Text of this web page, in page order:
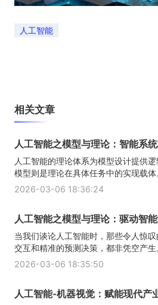
人工智能
相关文章
人工智能之模型与理论：智能系
人工智能的理论体系为模型设计提供
模型则是理论在具体任务中的实现载
2026-03-06 18:36:24
人工智能之模型与理论：驱动智
当我们谈论人工智能时，那些令人惊
交互和精准的预测决策，都非凭空产
2026-03-06 18:35:50
人工智能-机器视觉：赋能现代产